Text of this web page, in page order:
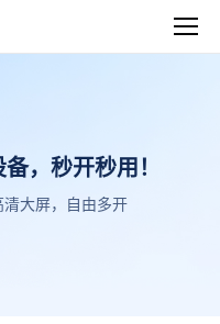
，秒开秒用！
大屏，自由多开